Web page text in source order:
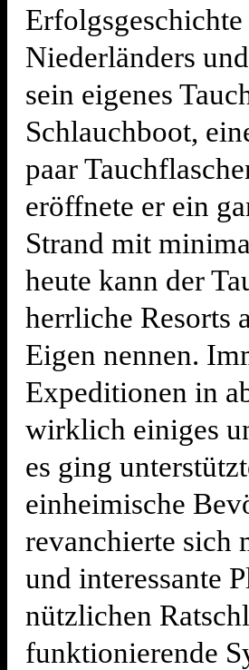
Niederländers
sein eigenes
Schlauchboot,
paar
eröffnete er ein
Strand mit
heute kann der
herrliche Resorts
Eigen nennen.
Expeditionen in
wirklich einiges
es ging
einheimische
revanchierte sich
und interessante
nützlichen
funktionierende